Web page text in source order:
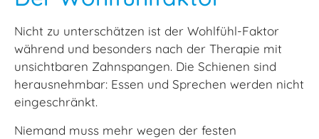
Nicht zu unterschätzen ist der Wohlfühl-Faktor
während und besonders nach der Therapie mit
unsichtbaren Zahnspangen. Die Schienen sind
herausnehmbar: Essen und Sprechen werden nicht
eingeschränkt.
Niemand muss mehr wegen der festen